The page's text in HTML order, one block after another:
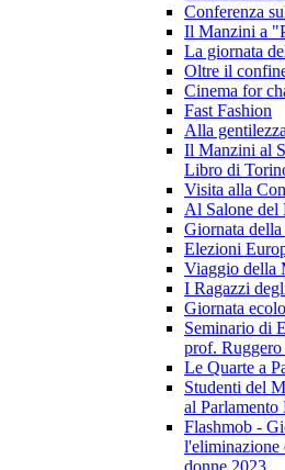
Conferenza
Il Manzini a
La giornata
Oltre il
Cinema for
Fast Fashion
Alla
Il Manzini al
Libro di
Visita alla
Al Salone
Giornata
Elezioni
Viaggio della
I Ragazzi
Giornata
Seminario di
prof.
Le Quarte a
Studenti del
al Parlamento
Flashmob -
l'eliminazione